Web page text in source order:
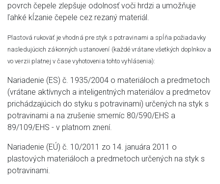
povrch čepele zlepšuje odolnosť voči hrdzi a umožňuje
ľahké kĺzanie čepele cez rezaný materiál.
Plastová rukoväť je vhodná pre styk s potravinami a spĺňa požiadavky
nasledujúcich zákonných ustanovení (každé vrátane všetkých doplnkov a
vo verzii platnej v čase vyhotovenia tohto vyhlásenia):
Nariadenie (ES) č. 1935/2004 o materiáloch a predmetoch
(vrátane aktívnych a inteligentných materiálov a predmetov
prichádzajúcich do styku s potravinami) určených na styk s
potravinami a na zrušenie smerníc 80/590/EHS a
89/109/EHS - v platnom znení.
Nariadenie (EÚ) č. 10/2011 zo 14. januára 2011 o
plastových materiáloch a predmetoch určených na styk s
potravinami.